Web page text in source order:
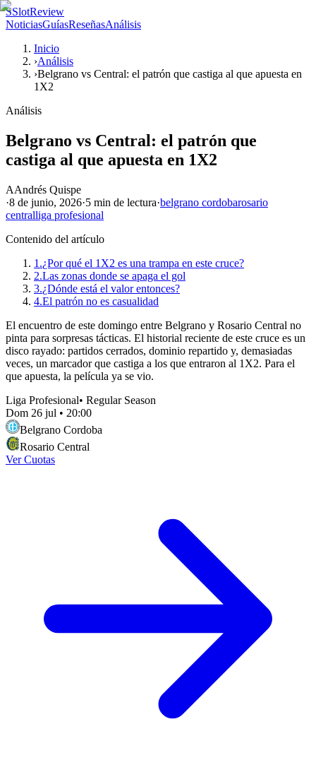
SSlotReview
NoticiasGuíasReseñasAnálisis
Inicio
›Análisis
›Belgrano vs Central: el patrón que castiga al que apuesta en
1X2
Análisis
Belgrano vs Central: el patrón que
castiga al que apuesta en 1X2
AAndrés Quispe
·8 de junio, 2026·5 min de lectura·belgrano cordobarosario
centralliga profesional
Contenido del artículo
1.¿Por qué el 1X2 es una trampa en este cruce?
2.Las zonas donde se apaga el gol
3.¿Dónde está el valor entonces?
4.El patrón no es casualidad
El encuentro de este domingo entre Belgrano y Rosario Central no
pinta para sorpresas tácticas. El historial reciente de este cruce es un
disco rayado: partidos cerrados, dominio repartido y, demasiadas
veces, un marcador que castiga a los que entraron al 1X2. Para el
que apuesta, la película ya se vio.
Liga Profesional• Regular Season
Dom 26 jul • 20:00
Belgrano Cordoba
Rosario Central
Ver Cuotas